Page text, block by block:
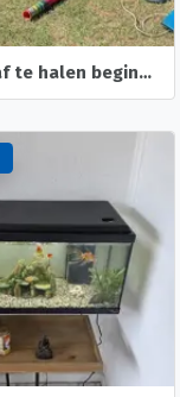
Gratis af te halen beginners surfplank met toebehoren